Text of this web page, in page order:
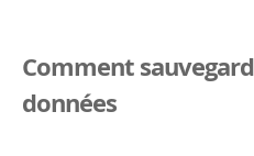
Comment
données